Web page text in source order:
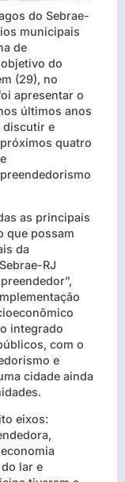
do Sebrae-
municipais
de
do
(29), no
apresentar o
últimos anos
discutir e
quatro
as principais
que possam
da
RJ
integrado
com o
e
cidade ainda
eixos:
lar e